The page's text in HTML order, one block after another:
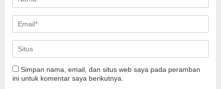
Simpan nama, email, dan situs web saya pada peramban
ini untuk komentar saya berikutnya.